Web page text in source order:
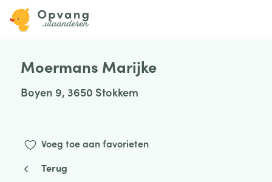
Moermans Marijke
Boyen 9, 3650 Stokkem
Voeg toe aan favorieten
Terug